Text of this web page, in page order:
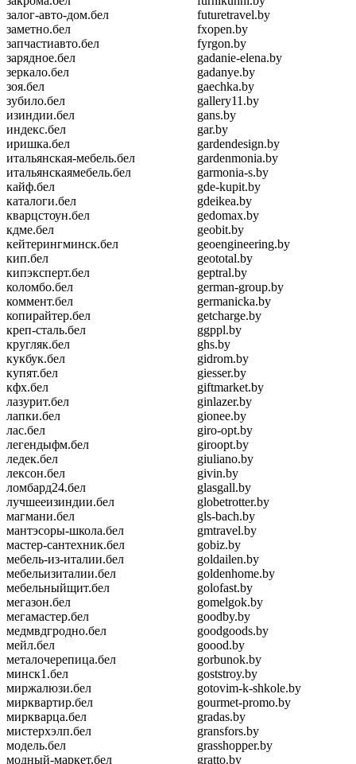
залог-авто-дом.бел
заметно.бел
запчастиавто.бел
зарядное.бел
зеркало.бел
зоя.бел
зубило.бел
изиндии.бел
индекс.бел
иришка.бел
итальянская-мебель.бел
итальянскаямебель.бел
кайф.бел
каталоги.бел
кварцстоун.бел
кдме.бел
кейтерингминск.бел
кип.бел
кипэксперт.бел
коломбо.бел
коммент.бел
копирайтер.бел
креп-сталь.бел
кругляк.бел
кукбук.бел
купят.бел
кфх.бел
лазурит.бел
лапки.бел
лас.бел
легендыфм.бел
ледек.бел
лексон.бел
ломбард24.бел
лучшееизиндии.бел
магмани.бел
мантэсоры-школа.бел
мастер-сантехник.бел
мебель-из-италии.бел
мебельизиталии.бел
мебельныйщит.бел
мегазон.бел
мегамастер.бел
медмвдгродно.бел
мейл.бел
металочерепица.бел
минск1.бел
миржалюзи.бел
мирквартир.бел
миркварца.бел
мистерхэлп.бел
модель.бел
модный-маркет.бел
futuretravel.by
fxopen.by
fyrgon.by
gadanie-elena.by
gadanye.by
gaechka.by
gallery11.by
gans.by
gar.by
gardendesign.by
gardenmonia.by
garmonia-s.by
gde-kupit.by
gdeikea.by
gedomax.by
geobit.by
geoengineering.by
geototal.by
geptral.by
german-group.by
germanicka.by
getcharge.by
ggppl.by
ghs.by
gidrom.by
giesser.by
giftmarket.by
ginlazer.by
gionee.by
giro-opt.by
giroopt.by
giuliano.by
givin.by
glasgall.by
globetrotter.by
gls-bach.by
gmtravel.by
gobiz.by
goldailen.by
goldenhome.by
golofast.by
gomelgok.by
goodby.by
goodgoods.by
goood.by
gorbunok.by
goststroy.by
gotovim-k-shkole.by
gourmet-promo.by
gradas.by
gransfors.by
grasshopper.by
gratto.by